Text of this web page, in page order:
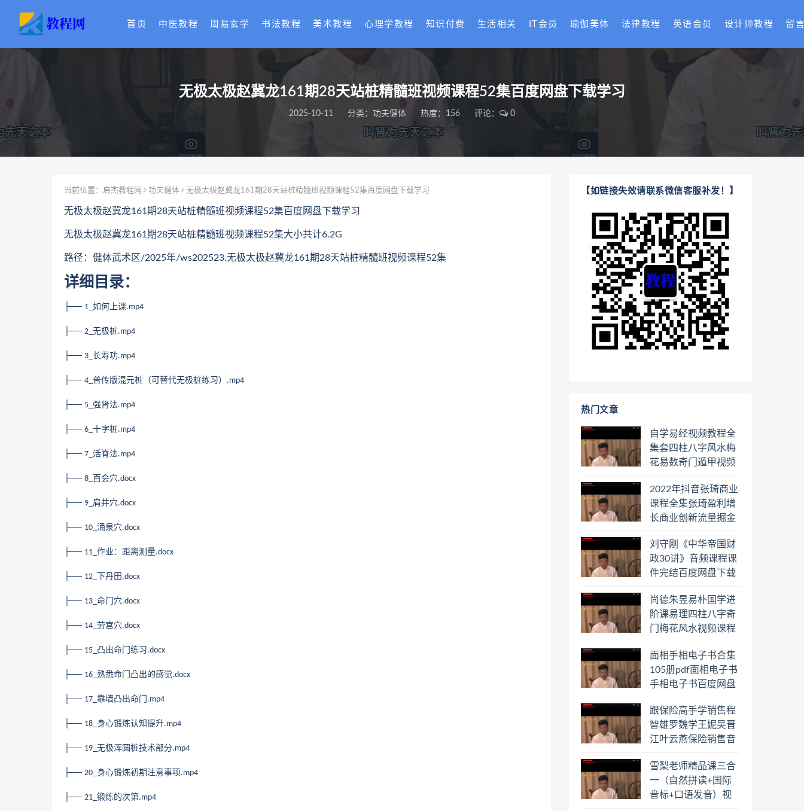
首页 中医教程 周易玄学 书法教程 美术教程 心理学教程 知识付费 生活相关 IT会员 瑜伽美体 法律教程 英语会员 设计师教程 留
无极太极赵冀龙161期28天站桩精髓班视频课程52集百度网盘下载学习
2025-10-11 分类： 功夫健体 热度：156 评论： 0
当前位置： 启杰教程网 功夫健体 无极太极赵冀龙161期28天站桩精髓班视频课程52集百度网盘下载学习
无极太极赵冀龙161期28天站桩精髓班视频课程52集百度网盘下载学习
无极太极赵冀龙161期28天站桩精髓班视频课程52集大小共计6.2G
路径：健体武术区/2025年/ws202523.无极太极赵冀龙161期28天站桩精髓班视频课程52集
详细目录：
├── 1_ 如何上课.mp4
├── 2_ 无极桩.mp4
├── 3_ 长寿功.mp4
├── 4_ 普传版混元桩（可替代无极桩练习） .mp4
├── 5_ 强肾法.mp4
├── 6_ 十字桩.mp4
├── 7_ 活脊法.mp4
├── 8_ 百会穴.docx
├── 9_ 肩井穴.docx
├── 10_ 涌泉穴.docx
├── 11_ 作业：距离测量.docx
├── 12_ 下丹田 .docx
├── 13_ 命门穴.docx
├── 14_ 劳宫穴.docx
├── 15_ 凸出命门练习.docx
├── 16_ 熟悉命门凸出的感觉.docx
├── 17_ 靠墙凸出命门 .mp4
├── 18_ 身心锻炼认知提升.mp4
├── 19_ 无极浑圆桩技术部分.mp4
├── 20_ 身心锻炼初期注意事项.mp4
├── 21_ 锻炼的次第.mp4
【如链接失效请联系微信客服补发！】
热门文章
自学易经视频教程全
集套四柱八字风水梅
花易数奇门遁甲视频
日罗盘教程百度云网
盘会员
2022年抖音张琦商业
课程全集张琦盈利增
长商业创新流量掘金
盘下载学习
刘守刚《中华帝国财
政30讲》音频课程课
件完结百度网盘下载
尚德朱昱易朴国学进
阶课易理四柱八字奇
门梅花风水视频课程
学习
面相手相电子书合集
105册pdf面相电子书
手相电子书百度网盘
跟保险高手学销售程
智雄罗魏学王妮吴晋
江叶云燕保险销售音
盘下载学习
雪梨老师精品课三合
一（自然拼读+国际
音标+口语发音）视